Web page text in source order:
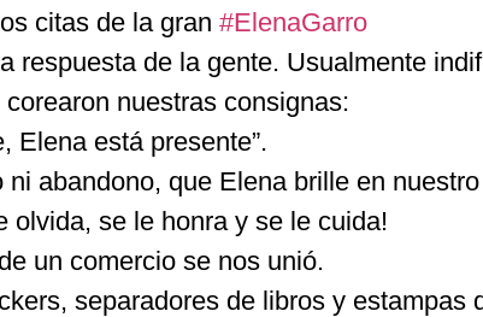
citas de la gran #ElenaGarro
respuesta de la gente. Usualmente
nuestras consignas:
Elena está presente”.
ni abandono, que Elena brille en nuestro
olvida, se le honra y se le cuida!
un comercio se nos unió.
separadores de libros y estampas